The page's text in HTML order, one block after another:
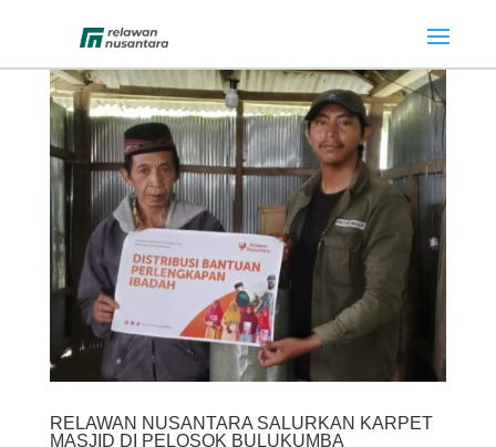
RELAWAN NUSANTARA SALURKAN KARPET
MASJID DI PELOSOK BULUKUMBA